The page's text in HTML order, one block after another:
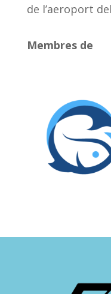
de l’aeroport
Membres de